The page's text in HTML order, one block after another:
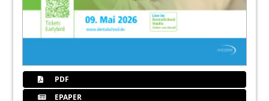
PDF
EPAPER